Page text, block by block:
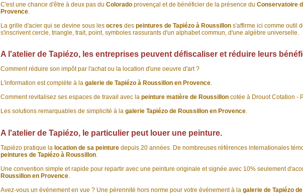
C'est une chance d'être à deux pas du Colorado provençal et de bénéficier de la présence du Conservatoire
Provence.
La grille d'acier qui se devine sous les ocres des peintures de Tapiézo à Roussillon s'affirme ici comme outil
s'inscrivent cercle, triangle, trait, point, symboles rassurants d'un alphabet commun, d'une algèbre universelle.
A l'atelier de Tapiézo, les entreprises peuvent défiscaliser et réduire leurs
Comment réduire son impôt par l'achat ou la location d'une oeuvre d'art ?
L'information est complète à la galerie de Tapiézo à Roussillon en Provence.
Comment revitalisez ses espaces de travail avec la peinture matière de Roussillon cotée à Drouot Cotation -
Les solutions remarquables de simplicité à la galerie Tapiézo de Roussillon en Provence.
A l'atelier de Tapiézo, le particulier peut louer une peinture.
Tapiézo pratique la location de sa peinture depuis 20 années. De nombreuses références internationales
peintures de Tapiézo à Roussillon.
Une convention simple et rapide pour repartir avec une peinture originale et signée avec 10% seulement
Roussillon en Provence.
Avez-vous un événement en vue ? Une pérennité hors norme pour votre événement à la galerie de Tapiézo